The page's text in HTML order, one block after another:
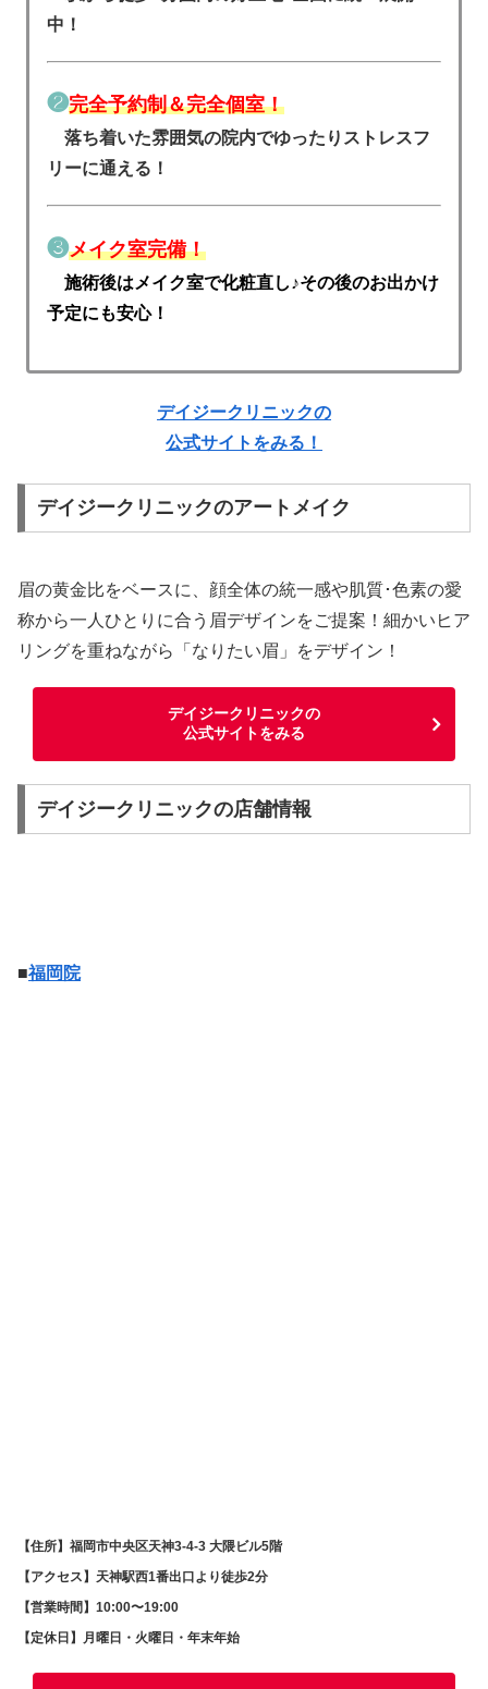
中！
❷完全予約制＆完全個室！
落ち着いた雰囲気の院内でゆったりストレスフ
リーに通える！
❸メイク室完備！
施術後はメイク室で化粧直し♪その後のお出かけ
予定にも安心！
デイジークリニックの
公式サイトをみる！
デイジークリニックのアートメイク
眉の黄金比をベースに、顔全体の統一感や肌質･色素の愛
称から一人ひとりに合う眉デザインをご提案！細かいヒア
リングを重ねながら「なりたい眉」をデザイン！
デイジークリニックの
公式サイトをみる
デイジークリニックの店舗情報
■福岡院
【住所】福岡市中央区天神3-4-3 大隈ビル5階
【アクセス】天神駅西1番出口より徒歩2分
【営業時間】10:00〜19:00
【定休日】月曜日・火曜日・年末年始